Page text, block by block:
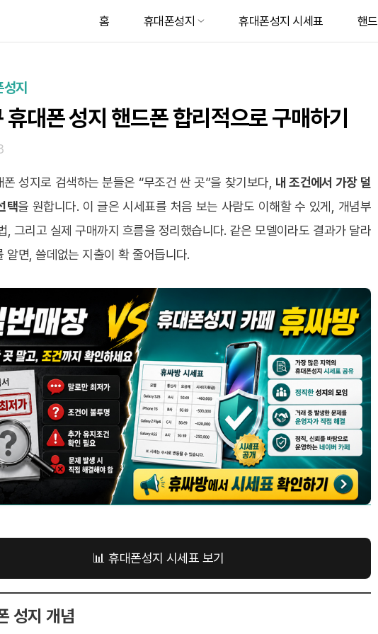
홈 휴대폰성지 휴대폰성지 시세표 핸
지
휴대폰 성지 핸드폰 합리적으로 구매하기
성지로 검색하는 분들은 “무조건 싼 곳”을 찾기보다, 내 조건에서 가장 덜
택을 원합니다. 이 글은 시세표를 처음 보는 사람도 이해할 수 있게, 개념부
, 그리고 실제 구매까지 흐름을 정리했습니다. 같은 모델이라도 결과가 달라
알면, 쓸데없는 지출이 확 줄어듭니다.
📊 휴대폰성지 시세표 보기
성지 개념